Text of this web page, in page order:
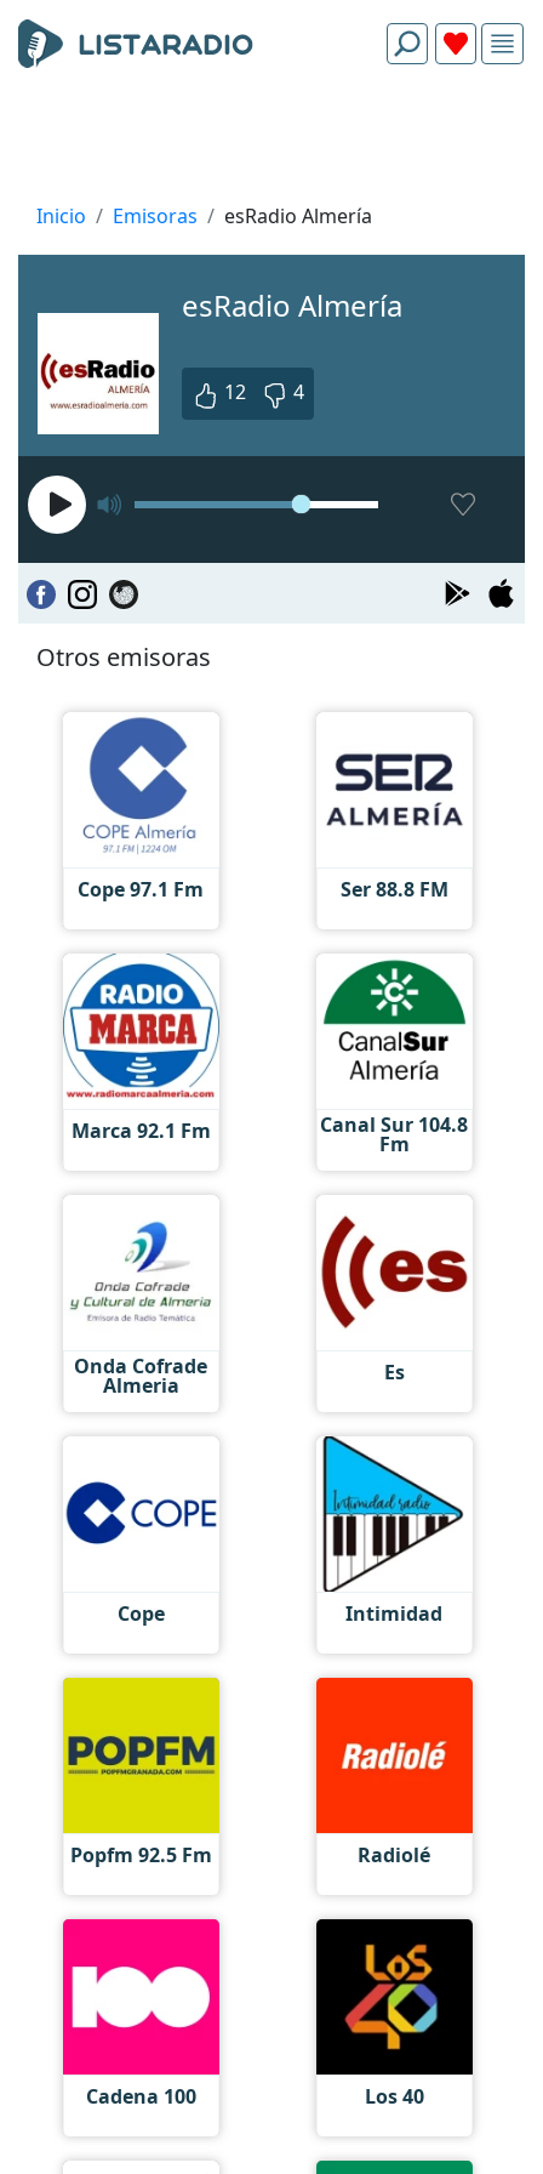
Inicio Emisoras esRadio Almería
esRadio Almería
12 4
Otros emisoras
Cope 97.1 Fm Ser 88.8 FM
Marca 92.1 Fm Canal Sur 104.8
Fm
Onda Cofrade
Almeria Es
Cope Intimidad
Popfm 92.5 Fm Radiolé
Cadena 100 Los 40